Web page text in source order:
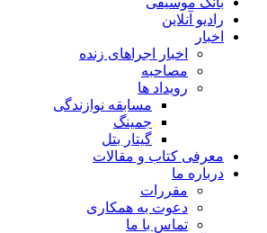
رادیو آنلاین
اخبار
اخبار اجراهای زنده
مصاحبه
رویداد ها
مسابقه نوازندگی
جمینگ
گیتار بتل
معرفی کتاب و مقالات
درباره ما
مقررات
دعوت به همکاری
تماس با ما